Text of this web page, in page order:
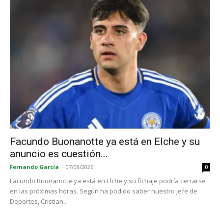
Facundo Buonanotte ya está en Elche y su
anuncio es cuestión...
Fernando García - 07/08/2026 0
Facundo Buonanotte ya está en Elche y su fichaje podría cerrarse
en las próximas horas. Según ha podido saber nuestro jefe de
Deportes, Cristian...